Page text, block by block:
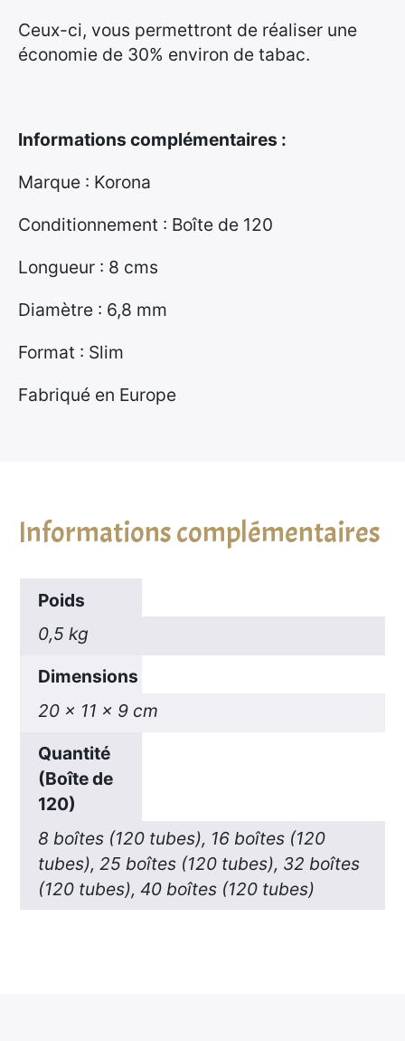
€
Ceux-ci, vous permettront de réaliser une
économie de 30% environ de tabac.
Informations complémentaires :
Marque : Korona
Conditionnement : Boîte de 120
Longueur : 8 cms
Diamètre : 6,8 mm
Format : Slim
Fabriqué en Europe
Informations complémentaires
Poids
0,5 kg
Dimensions
20 × 11 × 9 cm
Quantité
(Boîte de
120)
8 boîtes (120 tubes), 16 boîtes (120
tubes), 25 boîtes (120 tubes), 32 boîtes
(120 tubes), 40 boîtes (120 tubes)